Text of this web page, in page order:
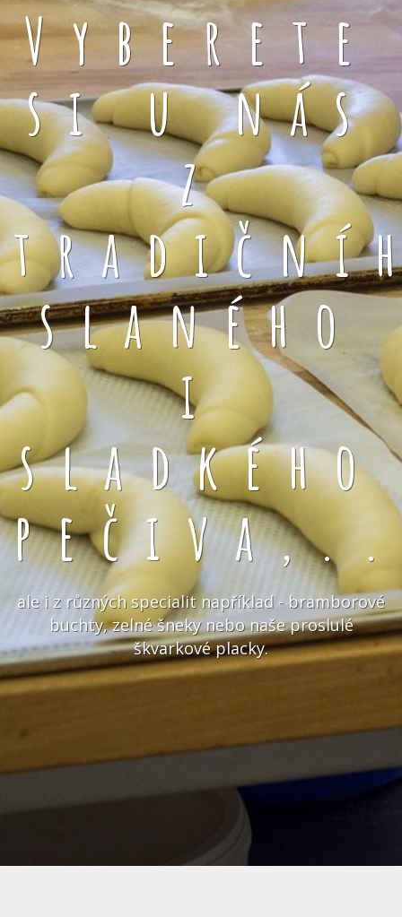
Vyberete
si u nás
z
slaného
i
sladkého
ale i z různých specialit například - bramborové
buchty, zelné šneky nebo naše proslulé
škvarkové placky.